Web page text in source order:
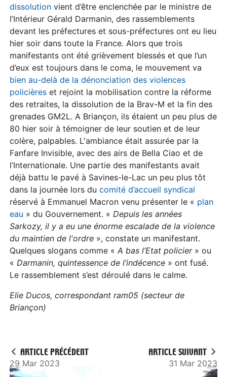
dissolution vient d’être enclenchée par le ministre de
l’Intérieur Gérald Darmanin, des rassemblements
devant les préfectures et sous-préfectures ont eu lieu
hier soir dans toute la France. Alors que trois
manifestants ont été grièvement blessés et que l’un
d’eux est toujours dans le coma, le mouvement va
bien au-delà de la dénonciation des violences
policières et rejoint la mobilisation contre la réforme
des retraites, la dissolution de la Brav-M et la fin des
grenades GM2L. A Briançon, ils étaient un peu plus de
80 hier soir à témoigner de leur soutien et de leur
colère, palpables. L'ambiance était assurée par la
Fanfare Invisible, avec des airs de Bella Ciao et de
l’Internationale. Une partie des manifestants avait
déjà battu le pavé à Savines-le-Lac un peu plus tôt
dans la journée lors ducomité d’accueil syndical
réservé à Emmanuel Macron venu présenter le « plan
eau » du Gouvernement. « Depuis les années
Sarkozy, il y a eu une énorme escalade de la violence
du maintien de l'ordre », constate un manifestant.
Quelques slogans comme «A bas l’Etat policier» ou
« Darmanin, quintessence de l’indécence » ont fusé.
Le rassemblement s’est déroulé dans le calme.
Elie Ducos, correspondant ram05 (secteur de
Briançon)
ARTICLE PRÉCÉDENT
29 Mar 2023
ARTICLE SUIVANT
31 Mar 2023